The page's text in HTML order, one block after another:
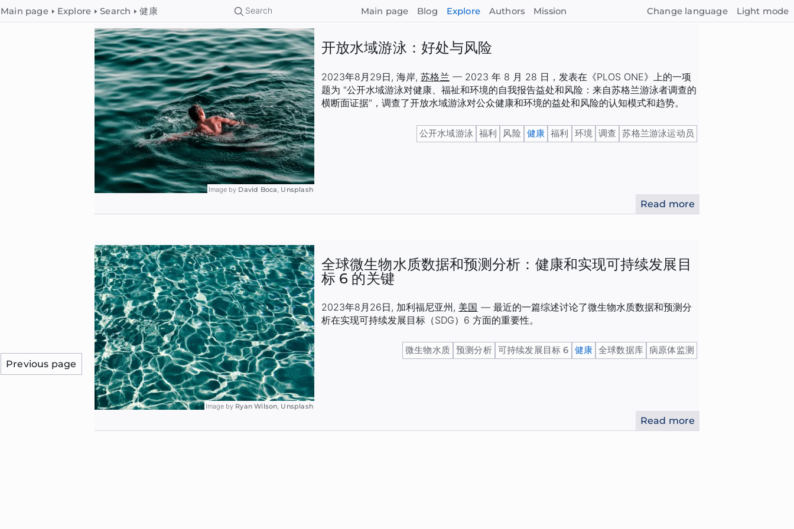
Main page Explore Search 健康 Search Main page Blog Explore Authors Mission Change language Light mode
Image by David Boca, Unsplash
开放水域游泳：好处与风险
Read more
2023年8月29日, 海岸, 苏格兰 — 2023 年 8 月 28 日，发表在《PLOS ONE》上的一项
题为 "公开水域游泳对健康、福祉和环境的自我报告益处和风险：来自苏格兰游泳者调查的
横断面证据"，调查了开放水域游泳对公众健康和环境的益处和风险的认知模式和趋势。
公开水域游泳 福利 风险 健康 福利 环境 调查 苏格兰游泳运动员
Image by Ryan Wilson, Unsplash
全球微生物水质数据和预测分析：健康和实现可持续发展目
标 6 的关键
Read more
2023年8月26日, 加利福尼亚州 , 美国 — 最近的一篇综述讨论了微生物水质数据和预测分
析在实现可持续发展目标（SDG）6 方面的重要性。
微生物水质 预测分析 可持续发展目标 6 健康 全球数据库 病原体监测
Previous page